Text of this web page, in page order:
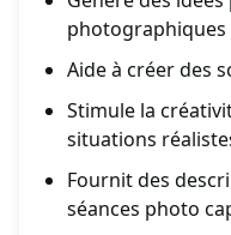
photographiques
Aide à créer des
Stimule la
situations
Fournit des
séances photo